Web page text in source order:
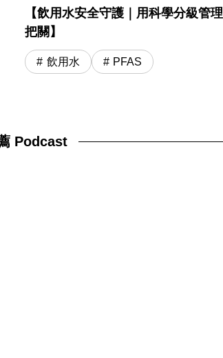
【飲用水安全守護｜用科學分級管理
把關】
飲用水 PFAS
Podcast